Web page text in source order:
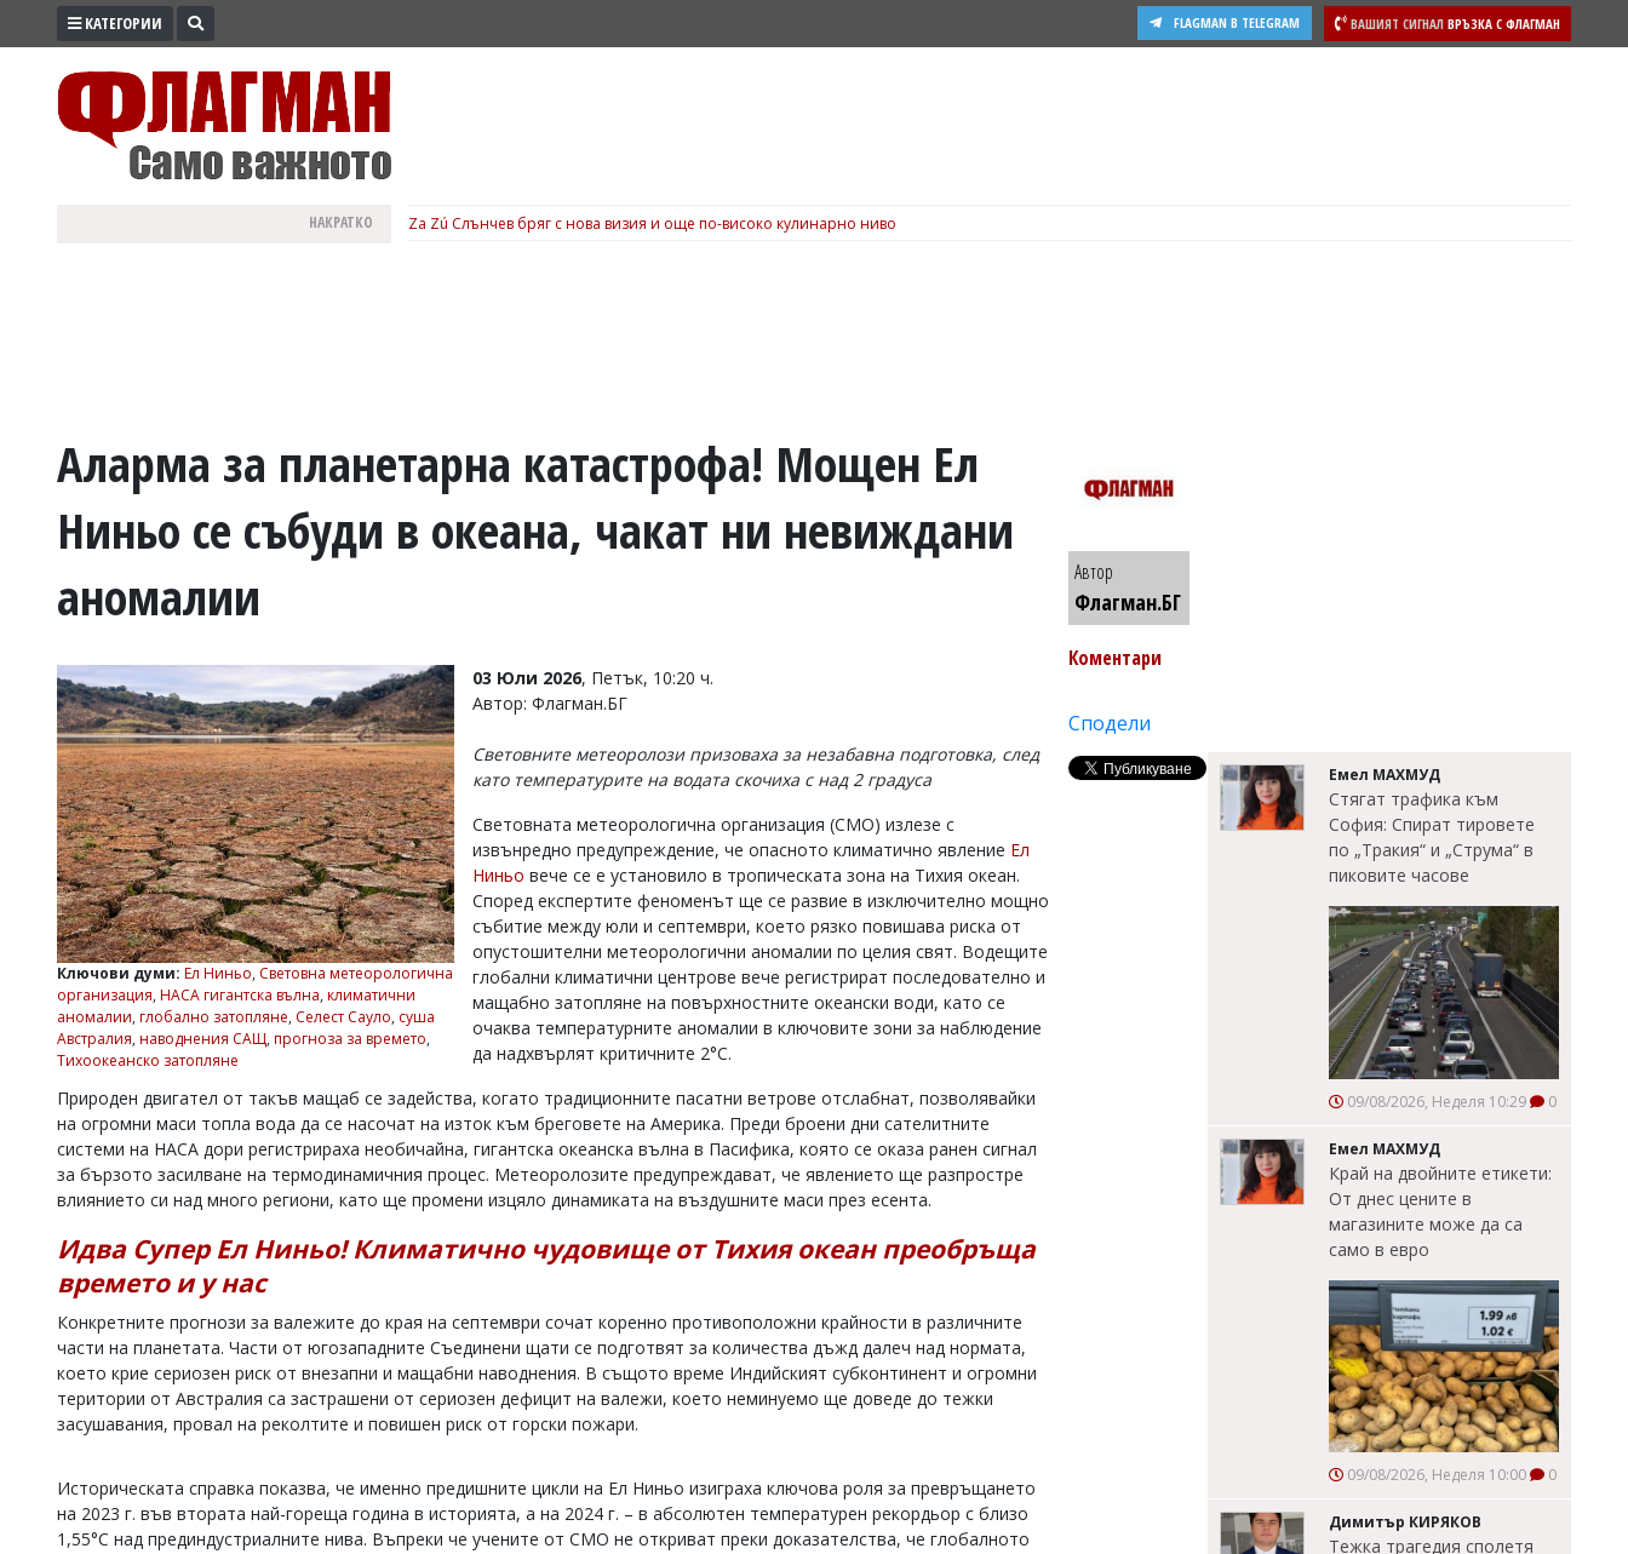
ПРОМО
ВОЙНАТА
УКРАЙНА
РАЗСЛЕДВАНЕ
БИЗНЕС
Управители:
Веселин
Василев,
v.vasilev@flagman.bg
Касабова,
k.kassabova@flagman.bg
Главен
редактор:
office@flagman.bg
Коментарите
статиите
въвеждат
читателите
редакцията
отговорност
коментар,
КАТЕГОРИИ ВАШИЯТ СИГНАЛ ВРЪЗКА С ФЛАГМАН
FLAGMAN В TELEGRAM
НАКРАТКО Za Zú Слънчев бряг с нова визия и още по-високо кулинарно ниво
Аларма за планетарна катастрофа! Мощен Ел
Ниньо се събуди в океана, чакат ни невиждани
аномалии
Ключови думи: Ел Ниньо, Световна метеорологична
организация, НАСА гигантска вълна, климатични
аномалии, глобално затопляне, Селест Сауло, суша
Австралия, наводнения САЩ, прогноза за времето,
Тихоокеанско затопляне
03 Юли 2026, Петък, 10:20 ч.
Автор: Флагман.БГ
Световните метеоролози призоваха за незабавна подготовка, след
като температурите на водата скочиха с над 2 градуса
Световната метеорологична организация (СМО) излезе с
извънредно предупреждение, че опасното климатично явление Ел
Ниньо вече се е установило в тропическата зона на Тихия океан.
Според експертите феноменът ще се развие в изключително мощно
събитие между юли и септември, което рязко повишава риска от
опустошителни метеорологични аномалии по целия свят. Водещите
глобални климатични центрове вече регистрират последователно и
мащабно затопляне на повърхностните океански води, като се
очаква температурните аномалии в ключовите зони за наблюдение
да надхвърлят критичните 2°C.
Природен двигател от такъв мащаб се задейства, когато традиционните пасатни ветрове отслабнат, позволявайки
на огромни маси топла вода да се насочат на изток към бреговете на Америка. Преди броени дни сателитните
системи на НАСА дори регистрираха необичайна, гигантска океанска вълна в Пасифика, която се оказа ранен сигнал
за бързото засилване на термодинамичния процес. Метеоролозите предупреждават, че явлението ще разпростре
влиянието си над много региони, като ще промени изцяло динамиката на въздушните маси през есента.
Идва Супер Ел Ниньо! Климатично чудовище от Тихия океан преобръща
времето и у нас
Конкретните прогнози за валежите до края на септември сочат коренно противоположни крайности в различните
части на планетата. Части от югозападните Съединени щати се подготвят за количества дъжд далеч над нормата,
което крие сериозен риск от внезапни и мащабни наводнения. В същото време Индийският субконтинент и огромни
територии от Австралия са застрашени от сериозен дефицит на валежи, което неминуемо ще доведе до тежки
засушавания, провал на реколтите и повишен риск от горски пожари.
Историческата справка показва, че именно предишните цикли на Ел Ниньо изиграха ключова роля за превръщането
на 2023 г. във втората най-гореща година в историята, а на 2024 г. – в абсолютен температурен рекордьор с близо
1,55°C над прединдустриалните нива. Въпреки че учените от СМО не откриват преки доказателства, че глобалното
Автор
Флагман.БГ
Коментари
Сподели
Емел МАХМУД
Стягат трафика към
София: Спират тировете
по „Тракия“ и „Струма“ в
пиковите часове
09/08/2026, Неделя 10:29 0
Емел МАХМУД
Край на двойните етикети:
От днес цените в
магазините може да са
само в евро
09/08/2026, Неделя 10:00 0
Димитър КИРЯКОВ
Тежка трагедия сполетя